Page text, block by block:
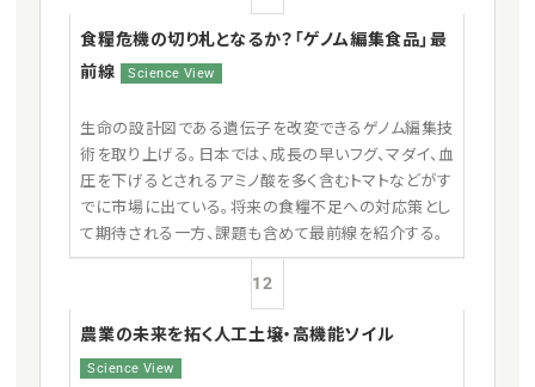
食糧危機の切り札となるか？「ゲノム編集食品」最
前線
Science View
生命の設計図である遺伝子を改変できるゲノム編集技
術を取り上げる。日本では、成長の早いフグ、マダイ、血
圧を下げるとされるアミノ酸を多く含むトマトなどがす
でに市場に出ている。将来の食糧不足への対応策とし
て期待される一方、課題も含めて最前線を紹介する。
12
農業の未来を拓く人工土壌・高機能ソイル
Science View